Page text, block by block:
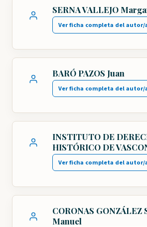
SERNA VALLEJO
Ver ficha completa del
BARÓ PAZOS Juan
Ver ficha completa del
INSTITUTO DE
HISTÓRICO DE
Ver ficha completa del
CORONAS GONZÁLEZ
Manuel